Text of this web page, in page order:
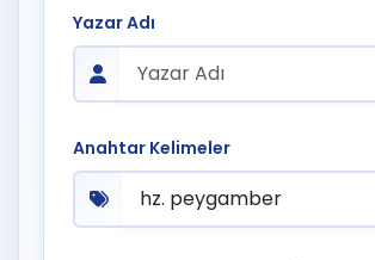
Yazar Adı
Anahtar Kelimeler